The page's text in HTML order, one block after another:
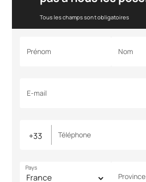
Tous les champs sont obligatoires
Prénom Nom
E-mail
Téléphone
Pays
Province